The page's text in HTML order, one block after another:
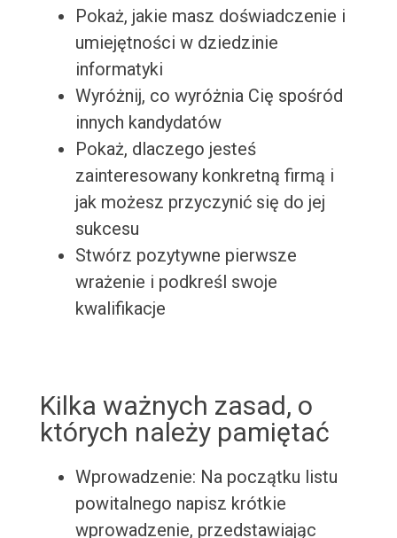
Pokaż, jakie masz doświadczenie i
umiejętności w dziedzinie
informatyki
Wyróżnij, co wyróżnia Cię spośród
innych kandydatów
Pokaż, dlaczego jesteś
zainteresowany konkretną firmą i
jak możesz przyczynić się do jej
sukcesu
Stwórz pozytywne pierwsze
wrażenie i podkreśl swoje
kwalifikacje
Kilka ważnych zasad, o
których należy pamiętać
Wprowadzenie: Na początku listu
powitalnego napisz krótkie
wprowadzenie, przedstawiając